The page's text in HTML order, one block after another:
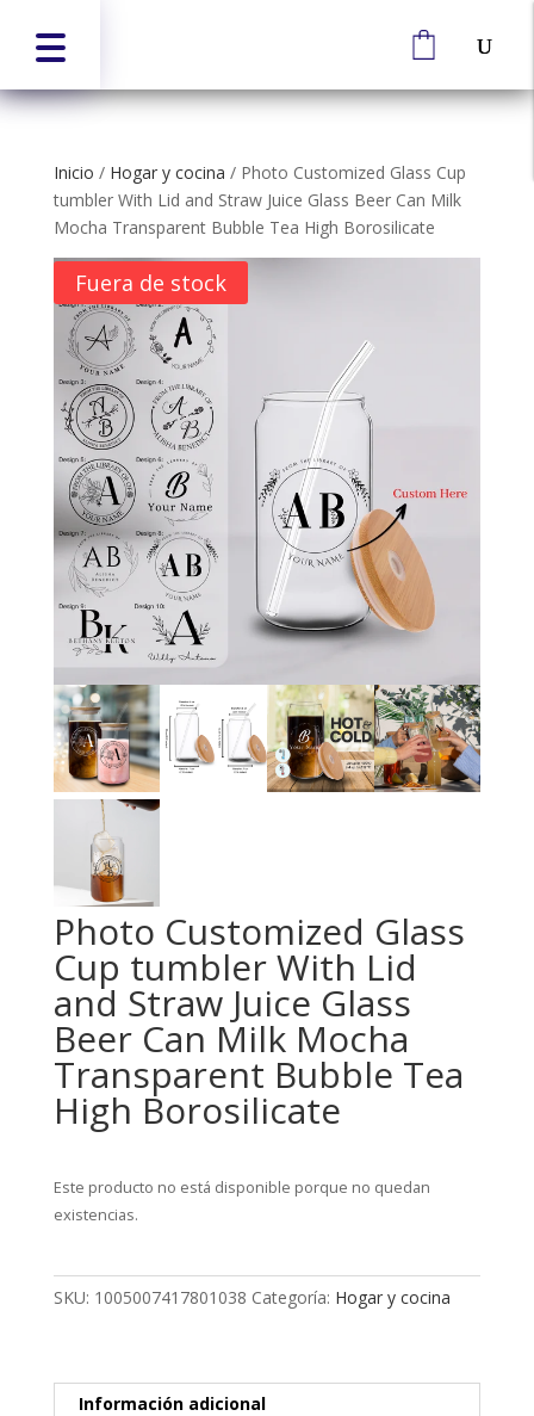
Inicio / Hogar y cocina / Photo Customized Glass Cup
tumbler With Lid and Straw Juice Glass Beer Can Milk
Mocha Transparent Bubble Tea High Borosilicate
Fuera de stock
Photo Customized Glass
Cup tumbler With Lid
and Straw Juice Glass
Beer Can Milk Mocha
Transparent Bubble Tea
High Borosilicate
Este producto no está disponible porque no quedan
existencias.
SKU: 1005007417801038 Categoría: Hogar y cocina
Información adicional